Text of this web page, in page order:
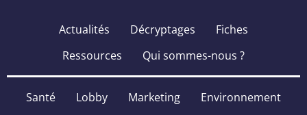
Actualités Décryptages
Fiches
Ressources
Qui sommes-nous ?
Santé Lobby Marketing
Environnement